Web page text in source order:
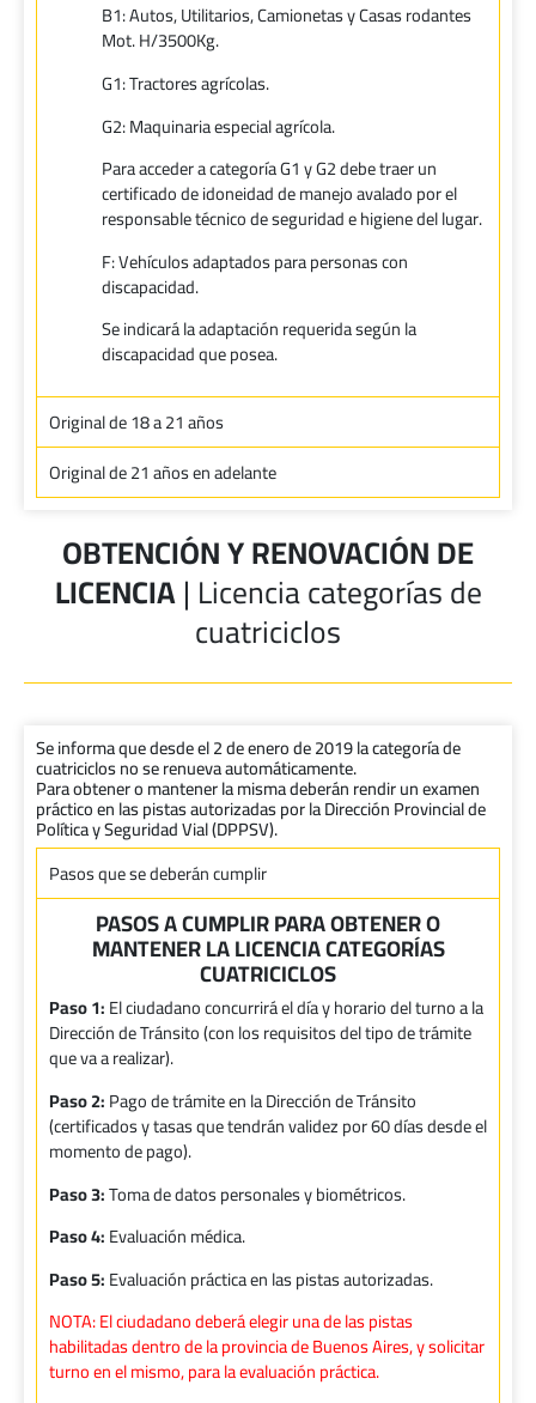
B1: Autos, Utilitarios, Camionetas y Casas rodantes
Mot. H/3500Kg.
G1: Tractores agrícolas.
G2: Maquinaria especial agrícola.
Para acceder a categoría G1 y G2 debe traer un
certificado de idoneidad de manejo avalado por el
responsable técnico de seguridad e higiene del lugar.
F: Vehículos adaptados para personas con
discapacidad.
Se indicará la adaptación requerida según la
discapacidad que posea.
Original de 18 a 21 años
Original de 21 años en adelante
OBTENCIÓN Y RENOVACIÓN DE
LICENCIA| Licencia categorías de
cuatriciclos
Se informa que desde el 2 de enero de 2019 la categoría de
cuatriciclos no se renuevaautomáticamente.
Para obtener o mantener la misma deberán rendir un examen
práctico en las pistas autorizadas por la Dirección Provincial de
Política y Seguridad Vial (DPPSV).
Pasos que se deberán cumplir
PASOS A CUMPLIR PARA OBTENER O
MANTENER LA LICENCIA CATEGORÍAS
CUATRICICLOS
Paso 1:El ciudadano concurrirá el día y horario del turno a la
Dirección de Tránsito (con los requisitos del tipo de trámite
que va a realizar).
Paso 2:Pago de trámite en la Dirección de Tránsito
(certificados y tasas que tendrán validez por 60 días desde el
momento de pago).
Paso 3:Toma de datos personales y biométricos.
Paso 4:Evaluación médica.
Paso 5:Evaluación práctica en las pistas autorizadas.
NOTA: El ciudadano deberá elegir una de las pistas
habilitadas dentro de la provincia de Buenos Aires, y solicitar
turno en el mismo, para la evaluación práctica.